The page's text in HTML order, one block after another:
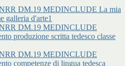
DM.19 MEDINCLUDE La mia
galleria d'arte1
DM.19 MEDINCLUDE
produzione scritta tedesco classe
DM.19 MEDINCLUDE
competenze di lingua tedesca